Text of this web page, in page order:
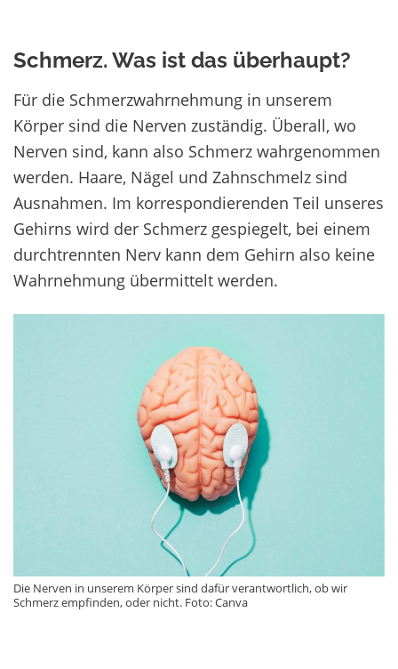
Schmerz. Was ist das überhaupt?
Für die Schmerzwahrnehmung in unserem
Körper sind die Nerven zuständig. Überall, wo
Nerven sind, kann also Schmerz wahrgenommen
werden. Haare, Nägel und Zahnschmelz sind
Ausnahmen. Im korrespondierenden Teil unseres
Gehirns wird der Schmerz gespiegelt, bei einem
durchtrennten Nerv kann dem Gehirn also keine
Wahrnehmung übermittelt werden.
Die Nerven in unserem Körper sind dafür verantwortlich, ob wir
Schmerz empfinden, oder nicht. Foto: Canva